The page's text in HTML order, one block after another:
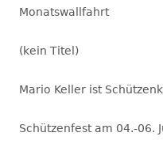
Monatswallfahrt
(kein Titel)
Mario Keller ist
Schützenfest am 04.-06.